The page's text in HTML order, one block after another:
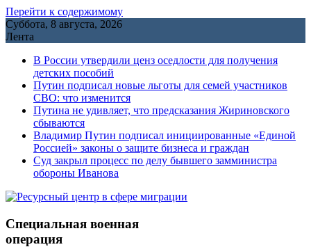
Перейти к содержимому
Суббота, 8 августа, 2026
Лента
В России утвердили ценз оседлости для получения
детских пособий
Путин подписал новые льготы для семей участников
СВО: что изменится
Путина не удивляет, что предсказания Жириновского
сбываются
Владимир Путин подписал инициированные «Единой
Россией» законы о защите бизнеса и граждан
Cуд закрыл процесс по делу бывшего замминистра
обороны Иванова
Специальная военная
операция